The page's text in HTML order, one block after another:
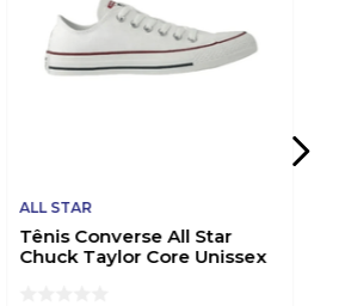
ALL STAR
Tênis Converse All Star
Chuck Taylor Core Unissex